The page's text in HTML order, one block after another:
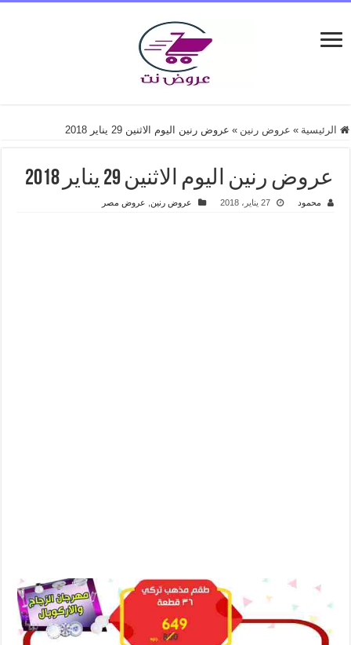
الرئيسية » عروض رنين » عروض رنين اليوم الاثنين 29 يناير 2018
عروض رنين اليوم الاثنين 29 يناير 2018
محمود 27 يناير، 2018 عروض رنين, عروض مصر